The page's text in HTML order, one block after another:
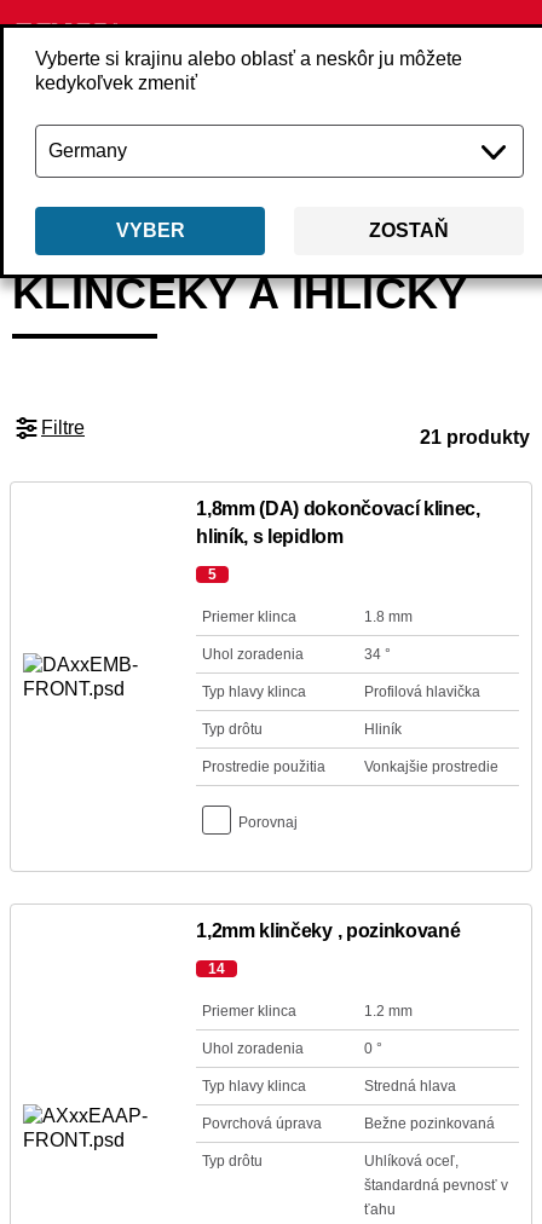
Vyberte si krajinu alebo oblasť a neskôr ju môžete
kedykoľvek zmeniť
VYBER ZOSTAŇ
Späť Produkty Upevňovacie prvky
KLINČEKY A IHLIČKY
Filtre 21 produkty
1,8mm (DA) dokončovací klinec,
hliník, s lepidlom
5
Priemer klinca 1.8 mm
Uhol zoradenia 34 °
Typ hlavy klinca Profilová hlavička
Typ drôtu Hliník
Prostredie použitia Vonkajšie prostredie
Porovnaj
1,2mm klinčeky , pozinkované
14
Priemer klinca 1.2 mm
Uhol zoradenia 0 °
Typ hlavy klinca Stredná hlava
Povrchová úprava Bežne pozinkovaná
Typ drôtu
Uhlíková oceľ,
štandardná pevnosť v
ťahu